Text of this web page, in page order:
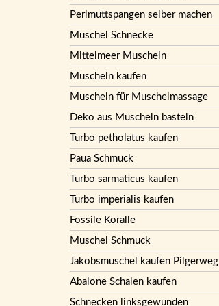
Perlmuttspangen selber machen
Muschel Schnecke
Mittelmeer Muscheln
Muscheln kaufen
Muscheln für Muschelmassage
Deko aus Muscheln basteln
Turbo petholatus kaufen
Paua Schmuck
Turbo sarmaticus kaufen
Turbo imperialis kaufen
Fossile Koralle
Muschel Schmuck
Jakobsmuschel kaufen Pilgerweg
Abalone Schalen kaufen
Schnecken linksgewunden